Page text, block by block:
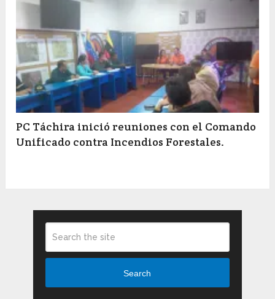
PC Táchira inició reuniones con el Comando
Unificado contra Incendios Forestales.
Search